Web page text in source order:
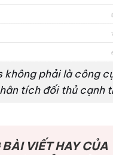
không phải là công
tích đối thủ cạnh
BÀI VIẾT HAY CỦA